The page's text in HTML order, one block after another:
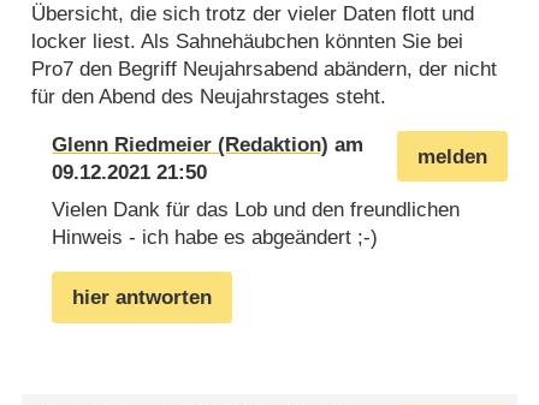
Übersicht, die sich trotz der vieler Daten flott und
locker liest. Als Sahnehäubchen könnten Sie bei
Pro7 den Begriff Neujahrsabend abändern, der nicht
für den Abend des Neujahrstages steht.
melden
Glenn Riedmeier
am
09.12.2021 21:50
Vielen Dank für das Lob und den freundlichen
Hinweis - ich habe es abgeändert ;-)
hier antworten